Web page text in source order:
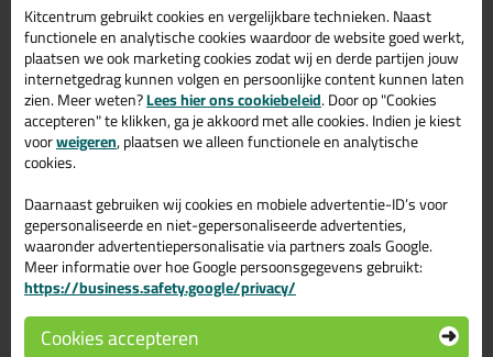
Grijs/Zwart is te gebruiken voor verschillende toepassingen. Een
professioneel en hoogwaardig product welke makkelijk te
gebruiken is. Bestel de AWX celband 9x4mm 200mtr in de kleur
Grijs/Zwart vandaag nog! Op voorraad en op werkdagen besteld =
morgen in huis.
Wil je meer weten over de toepassing en kenmerken van dit
product?
Gerelateerde producten
Kitcentrum gebruikt cookies en vergelijkbare technieken. Naast
functionele en analytische cookies waardoor de website goed werkt,
plaatsen we ook marketing cookies zodat wij en derde partijen jouw
internetgedrag kunnen volgen en persoonlijke content kunnen laten
zien. Meer weten?Lees hier ons cookiebeleid. Door op "Cookies
accepteren" te klikken, ga je akkoord met alle cookies. Indien je kiest
voorweigeren, plaatsen we alleen functionele en analytische
cookies.
Daarnaast gebruiken wij cookies en mobiele advertentie-ID’s voor
gepersonaliseerde en niet-gepersonaliseerde advertenties,
waaronder advertentiepersonalisatie via partners zoals Google.
Meer informatie over hoe Google persoonsgegevens gebruikt:
https://business.safety.google/privacy/
Cookies accepteren